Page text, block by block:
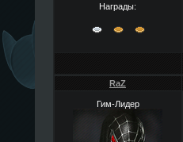
Награды:
RaZ
Гим-Лидер